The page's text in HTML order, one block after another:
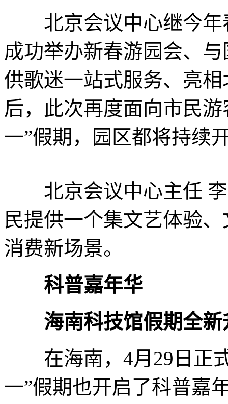
北京会议中心继今年
成功举办新春游园会、
供歌迷一站式服务、亮
后，此次再度面向市民
一”假期，园区都将持续
北京会议中心主任 李
民提供一个集文艺体验
消费新场景。
科普嘉年华
海南科技馆假期全新
在海南，4月29日正式
一”假期也开启了科普嘉